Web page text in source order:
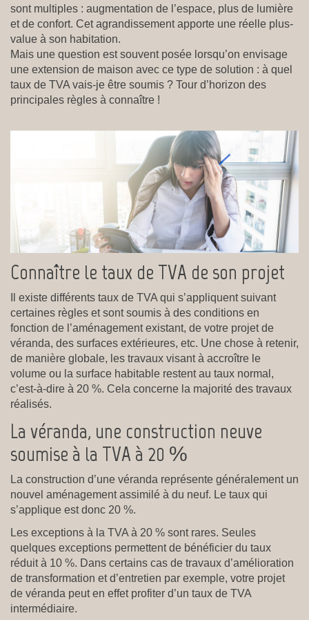
sont multiples : augmentation de l’espace, plus de lumière
et de confort. Cet agrandissement apporte une réelle plus-
value à son habitation.
Mais une question est souvent posée lorsqu’on envisage
une extension de maison avec ce type de solution : à quel
taux de TVA vais-je être soumis ? Tour d’horizon des
principales règles à connaître !
Connaître le taux de TVA de son projet
Il existe différents taux de TVA qui s’appliquent suivant
certaines règles et sont soumis à des conditions en
fonction de l’aménagement existant, de votre projet de
véranda, des surfaces extérieures, etc. Une chose à retenir,
de manière globale, les travaux visant à accroître le
volume ou la surface habitable restent au taux normal,
c’est-à-dire à 20 %. Cela concerne la majorité des travaux
réalisés.
La véranda, une construction neuve
soumise à la TVA à 20 %
La construction d’une véranda représente généralement un
nouvel aménagement assimilé à du neuf. Le taux qui
s’applique est donc 20 %.
Les exceptions à la TVA à 20 % sont rares. Seules
quelques exceptions permettent de bénéficier du taux
réduit à 10 %. Dans certains cas de travaux d’amélioration
de transformation et d’entretien par exemple, votre projet
de véranda peut en effet profiter d’un taux de TVA
intermédiaire.